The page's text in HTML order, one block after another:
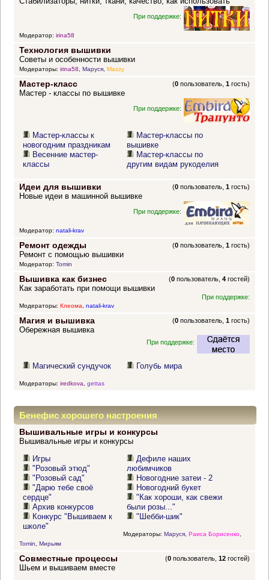
При поддержке:
Модератор: irina58
Технология вышивки
Советы и особенности вышивки
Модераторы: irina58, Маруся, Mazzy
Мастер-класс (0 пользователь,1 гость)
Мастер - классы по вышивке
При поддержке:
Мастер-классы к
новогодним праздникам
Весенние мастер-
классы
Мастер-классы по
вышивке
Мастер-классы по
другим видам рукоделия
Идеи для вышивки (0 пользователь,1 гость)
Новые идеи в машинной вышивке
При поддержке:
Модератор: natali-krav
Ремонт одежды (0 пользователь,1 гость)
Ремонт с помощью вышивки
Модератор: Tomin
Вышивка как бизнес (0 пользователь,4 гостей)
Как заработать при помощи вышивки
При поддержке:
Модераторы: Клеома, natali-krav
Магия и вышивка (0 пользователь,1 гость)
Обережная вышивка
При поддержке:
Магический сундучок Голубь мира
Модераторы: iredkova gettas
Бенефис хорошего настроения
Вышивальные игры и конкурсы
Вышивальные игры и конкурсы
Игры
"Розовый этюд"
"Розовый сад"
"Дарю тебе своё
сердце"
Архив конкурсов
Конкурс "Вышиваем к
школе"
Дефиле наших
любимчиков
Новогодние затеи - 2
Новогодний букет
"Как хороши, как свежи
были розы..."
"Шебби-шик"
Модераторы: Маруся, Раиса Борисенко,
Tomin
Мирьям
Совместные процессы (0 пользователь,12 гостей)
Шьем и вышиваем вместе